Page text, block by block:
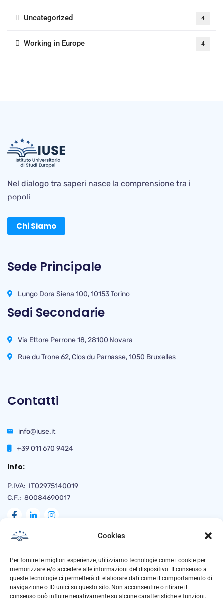
Cookies
Per fornire le migliori esperienze, utilizziamo tecnologie come i cookie per
memorizzare e/o accedere alle informazioni del dispositivo. Il consenso a
queste tecnologie ci permetterà di elaborare dati come il comportamento di
navigazione o ID unici su questo sito. Non acconsentire o ritirare il
consenso può influire negativamente su alcune caratteristiche e funzioni.
Uncategorized 4
Working in Europe 4
Nel dialogo tra saperi nasce la comprensione tra i
popoli.
Chi Siamo
Sede Principale
Lungo Dora Siena 100, 10153 Torino
Sedi Secondarie
Via Ettore Perrone 18, 28100 Novara
Rue du Trone 62, Clos du Parnasse, 1050 Bruxelles
Contatti
info@iuse.it
+39 011 670 9424
Info:
P.IVA: IT02975140019
C.F.: 80084690017
Naviga
Privacy Policy